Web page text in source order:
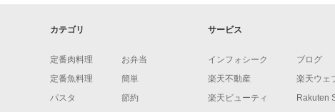
カテゴリ
定番肉料理
定番魚料理
パスタ
お弁当
簡単
節約
サービス
インフォシーク
楽天不動産
楽天ビューティ
ブログ
楽天ウェ
Rakuten